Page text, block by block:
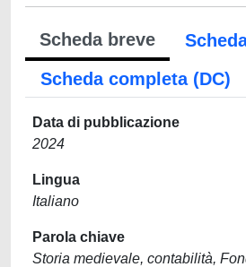
Scheda breve
Scheda completa (DC)
Data di pubblicazione
2024
Lingua
Italiano
Parola chiave
Storia medievale, contabilità,